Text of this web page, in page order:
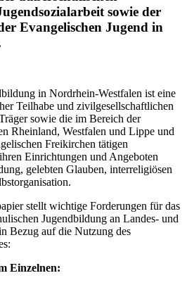
sowie der
Evangelischen Jugend in
in Nordrhein-Westfalen ist eine
Teilhabe und zivilgesellschaftlichen
sowie die im Bereich der
Rheinland, Westfalen und Lippe und
Freikirchen tätigen
Einrichtungen und Angeboten
gelebten Glauben, interreligiösen
stellt wichtige Forderungen für das
Jugendbildung an Landes- und
Bezug auf die Nutzung des
Einzelnen: